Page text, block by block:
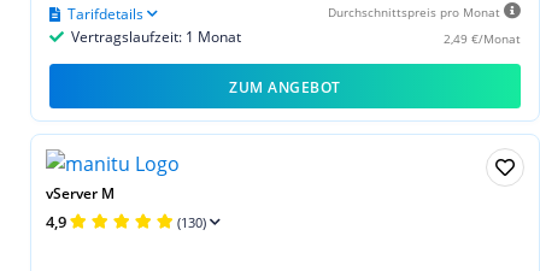
Durchschnittspreis pro Monat
2,49 €/Monat
Vertragslaufzeit: 1 Monat
Tarifdetails
ZUM ANGEBOT
vServer M
4,9 (130)